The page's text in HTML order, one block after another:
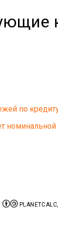
по
номинальной
